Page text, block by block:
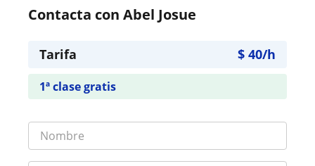
Contacta con Abel Josue
Tarifa $ 40/h
1ª clase gratis